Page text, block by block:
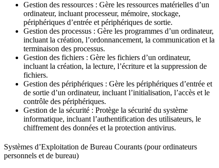
Gestion des ressources : Gère les ressources matérielles d’un
ordinateur, incluant processeur, mémoire, stockage,
périphériques d’entrée et périphériques de sortie.
Gestion des processus : Gère les programmes d’un ordinateur,
incluant la création, l’ordonnancement, la communication et la
terminaison des processus.
Gestion des fichiers : Gère les fichiers d’un ordinateur,
incluant la création, la lecture, l’écriture et la suppression de
fichiers.
Gestion des périphériques : Gère les périphériques d’entrée et
de sortie d’un ordinateur, incluant l’initialisation, l’accès et le
contrôle des périphériques.
Gestion de la sécurité : Protège la sécurité du système
informatique, incluant l’authentification des utilisateurs, le
chiffrement des données et la protection antivirus.
Systèmes d’Exploitation de Bureau Courants (pour ordinateurs
personnels et de bureau)